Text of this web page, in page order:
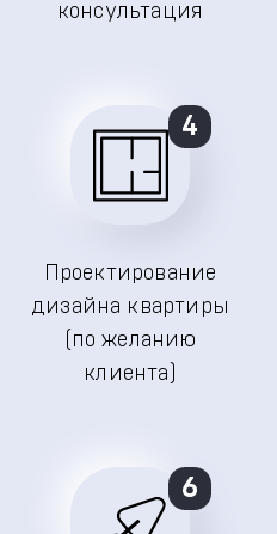
консультация
4
Проектирование
дизайна квартиры
(по желанию
клиента)
6